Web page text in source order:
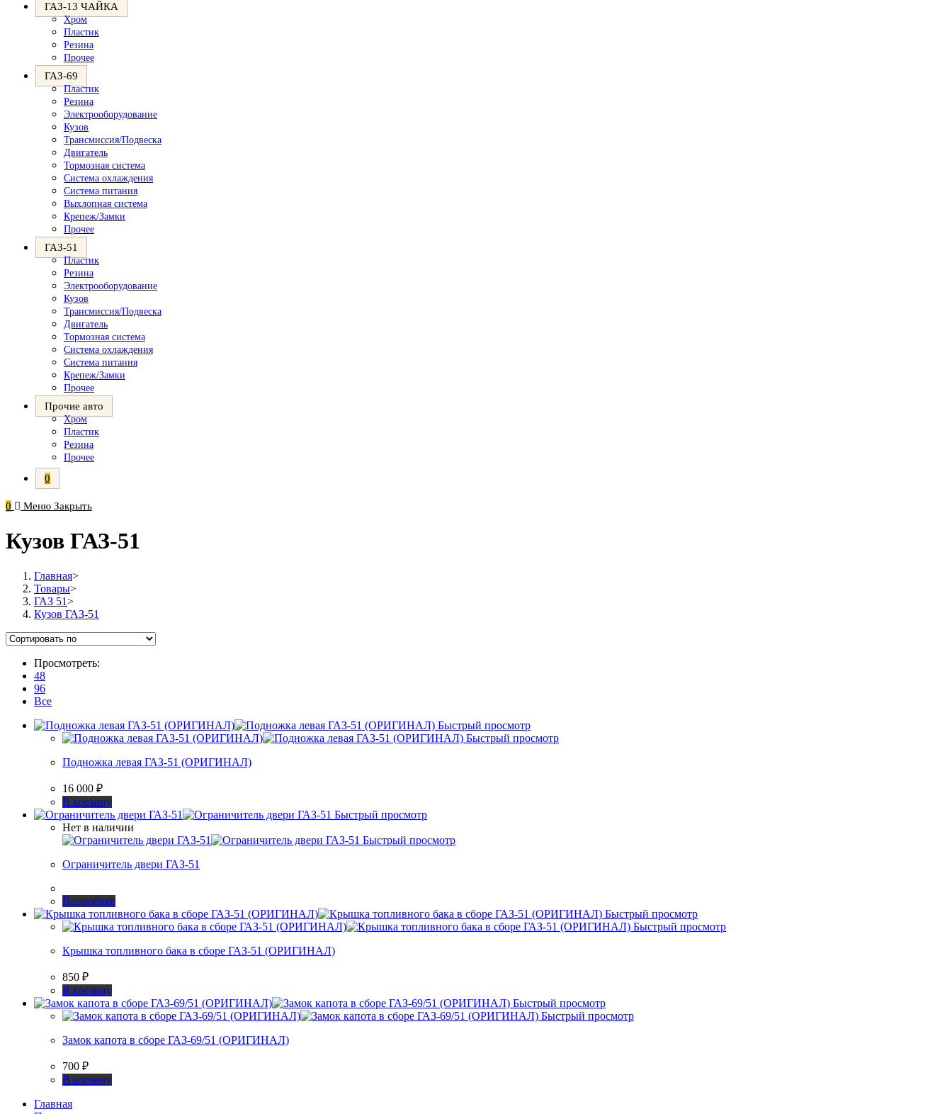
ГАЗ-13 ЧАЙКА
Хром
Пластик
Резина
Прочее
ГАЗ-69
Пластик
Резина
Электрооборудование
Кузов
Трансмиссия/Подвеска
Двигатель
Тормозная система
Система охлаждения
Система питания
Выхлопная система
Крепеж/Замки
Прочее
ГАЗ-51
Пластик
Резина
Электрооборудование
Кузов
Трансмиссия/Подвеска
Двигатель
Тормозная система
Система охлаждения
Система питания
Крепеж/Замки
Прочее
Прочие авто
Хром
Пластик
Резина
Прочее
0
0 Меню Закрыть
Кузов ГАЗ-51
Главная>
Товары>
ГАЗ 51>
Кузов ГАЗ-51
Просмотреть:
48
96
Все
Быстрый просмотр
Быстрый просмотр
Подножка левая ГАЗ-51 (ОРИГИНАЛ)
16 000 ₽
В корзину
Быстрый просмотр
Нет в наличии
Быстрый просмотр
Ограничитель двери ГАЗ-51
Подробнее
Быстрый просмотр
Быстрый просмотр
Крышка топливного бака в сборе ГАЗ-51 (ОРИГИНАЛ)
850 ₽
В корзину
Быстрый просмотр
Быстрый просмотр
Замок капота в сборе ГАЗ-69/51 (ОРИГИНАЛ)
700 ₽
В корзину
Главная